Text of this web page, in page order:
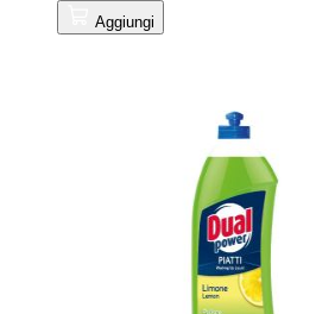
Aggiungi